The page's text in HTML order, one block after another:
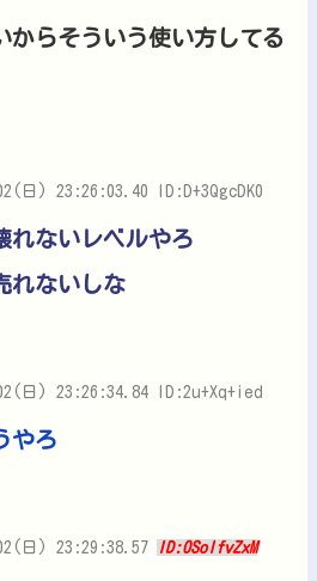
からそういう使い方してる
日) 23:26:03.40 ID:D+3QgcDK0
れないレベルやろ
れないしな
日) 23:26:34.84 ID:2u+Xq+ied
やろ
日) 23:29:38.57 ID:0SolfvZxM